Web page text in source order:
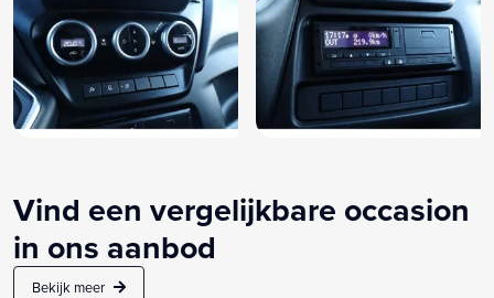
Vind een vergelijkbare occasion
in ons aanbod
Bekijk meer